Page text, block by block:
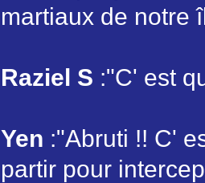
martiaux de notre
Raziel S :"C' est
Yen :"Abruti !! C'
partir pour